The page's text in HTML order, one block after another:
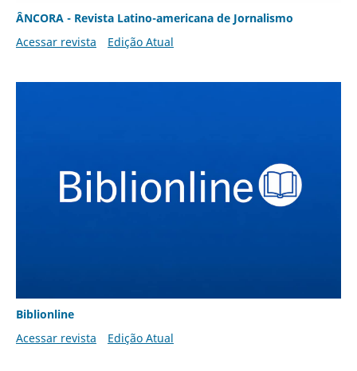
ÂNCORA - Revista Latino-americana de Jornalismo
Acessar revista
Edição Atual
Biblionline
Acessar revista
Edição Atual